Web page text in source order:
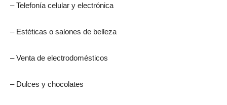
– Telefonía celular y electrónica
– Estéticas o salones de belleza
– Venta de electrodomésticos
– Dulces y chocolates